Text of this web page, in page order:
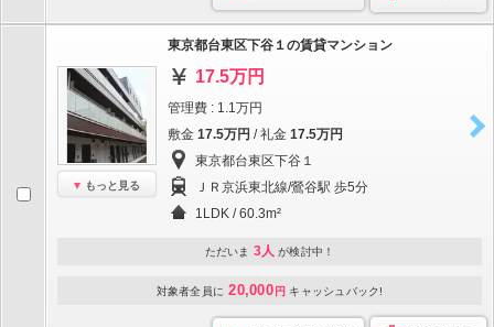
もっと見る
東京都台東区下谷１の賃貸マンション
17.5万円
管理費 : 1.1万円
敷金 17.5万円 / 礼金 17.5万円
東京都台東区下谷１
ＪＲ京浜東北線/鶯谷駅 歩5分
1LDK / 60.3m²
ただいま 3人 が検討中！
対象者全員に 20,000 円 キャッシュバック!